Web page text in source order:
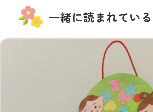
一緒に読まれてい